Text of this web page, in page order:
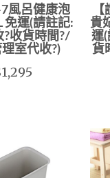
風呂健康泡
免運(請註記:
?收貨時間?/
室代收?)
貴
運(
貨